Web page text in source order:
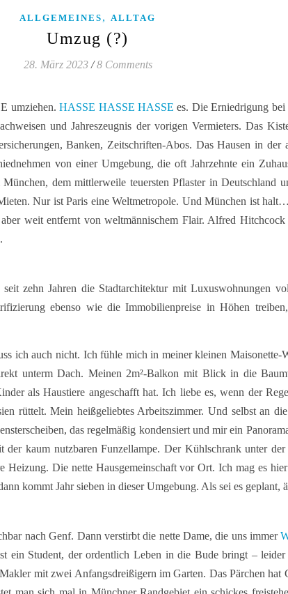
ALLGEMEINES , ALLTAG
Umzug (?)
28. März 2023 / 8 Comments
umziehen.HASSE HASSE HASSE es. Die Erniedrigung bei
und Jahreszeugnis der vorigen Vermieters. Das
Banken, Zeitschriften-Abos. Das Hausen in der
von einer Umgebung, die oft Jahrzehnte ein
dem mittlerweile teuersten Pflaster in Deutschland
Nur ist Paris eine Weltmetropole. Und München ist
weit entfernt von weltmännischem Flair. Alfred Hitchcock
zehn Jahren die Stadtarchitektur mit Luxuswohnungen
ebenso wie die Immobilienpreise in Höhen
ich auch nicht. Ich fühle mich in meiner kleinen Maisonette-
unterm Dach. Meinen 2m²-Balkon mit Blick in die
als Haustiere angeschafft hat. Ich liebe es, wenn der
rüttelt. Mein heißgeliebtes Arbeitszimmer. Und selbst an
das regelmäßig kondensiert und mir ein
kaum nutzbaren Funzellampe. Der Kühlschrank unter
Die nette Hausgemeinschaft vor Ort. Ich mag es
kommt Jahr sieben in dieser Umgebung. Als sei es geplant,
nach Genf. Dann verstirbt die nette Dame, die uns immer
ein Student, der ordentlich Leben in die Bude bringt – leider
mit zwei Anfangsdreißigern im Garten. Das Pärchen hat